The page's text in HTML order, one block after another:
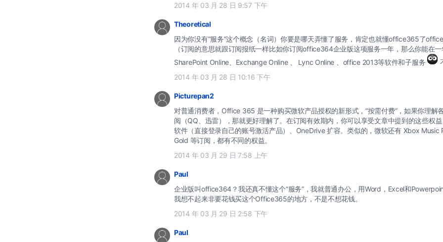
2014 年 03 月 28 日 9:57 下午
Theoretical
因为你没有“服务”这个概念（名词）你要是哪天弄懂了服务，肯定也就懂office365了
（订阅的意思就跟订阅报纸一样比如你订阅office364企业版这项服务一年，那么你能在
SharePoint Online、Exchange Online 、 Lync Online 、office 2013等软件和子服务
2014 年 03 月 28 日 10:16 下午
Picturepan2
对普通消费者，Office 365 是一种购买微软产品授权的新形式，“按需付费”，如果你理解
阅（QQ、迅雷），那就更好理解了。在订阅有效期内，你可以享受文章中提到的这些权
软件（直接登录自己的账号激活产品）、OneDrive 扩容。类似的，微软还有 Xbox Music
Gold 等订阅，都有不同的权益。
2014 年 03 月 29 日 7:58 上午
Paul
企业版叫office364？我还真不懂这个“服务”，我就普通办公，用Word，Excel和
我想不起来非要花钱买这个Office365的地方，不是不想花钱。
2014 年 03 月 29 日 2:58 下午
Paul